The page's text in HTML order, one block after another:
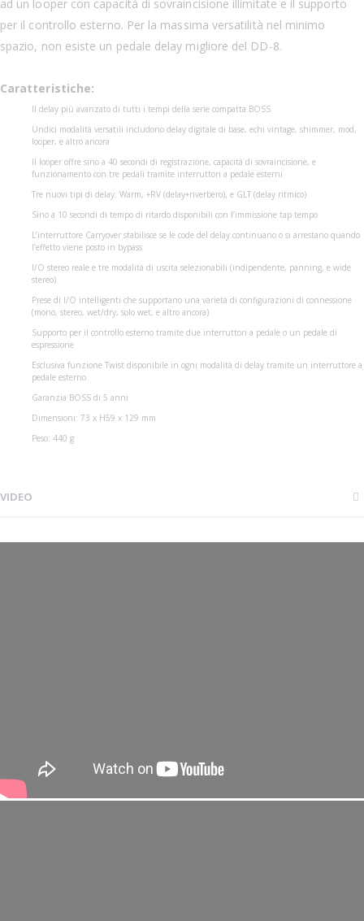
ad un looper con capacità di sovraincisione illimitate e il supporto
per il controllo esterno. Per la massima versatilità nel minimo
spazio, non esiste un pedale delay migliore del DD-8.
Caratteristiche:
Il delay più avanzato di tutti i tempi della serie compatta BOSS
Undici modalità versatili includono delay digitale di base, echi vintage, shimmer, mod,
looper, e altro ancora
Il looper offre sino a 40 secondi di registrazione, capacità di sovraincisione, e
funzionamento con tre pedali tramite interruttori a pedale esterni
Tre nuovi tipi di delay: Warm, +RV (delay+riverbero), e GLT (delay ritmico)
Sino a 10 secondi di tempo di ritardo disponibili con l’immissione tap tempo
L’interruttore Carryover stabilisce se le code del delay continuano o si arrestano quando
l’effetto viene posto in bypass
I/O stereo reale e tre modalità di uscita selezionabili (indipendente, panning, e wide
stereo)
Prese di I/O intelligenti che supportano una varietà di configurazioni di connessione
(mono, stereo, wet/dry, solo wet, e altro ancora)
Supporto per il controllo esterno tramite due interruttori a pedale o un pedale di
espressione
Esclusiva funzione Twist disponibile in ogni modalità di delay tramite un interruttore a
pedale esterno
Garanzia BOSS di 5 anni
Dimensioni: 73 x H59 x 129 mm
Peso: 440 g
VIDEO